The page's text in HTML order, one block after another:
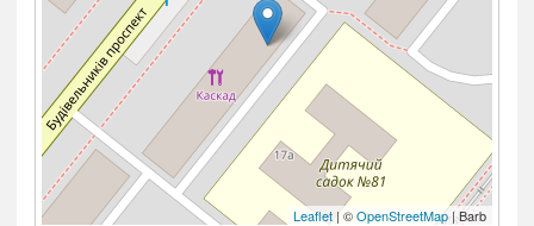
Leaflet | ©OpenStreetMap| Barb